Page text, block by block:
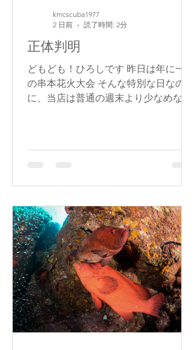
正体判明
どもども！ひろしです 昨日は年に一回
の串本花火大会 そんな特別な日なの
に、当店は普通の週末より少なめな客
ます（SNSではすでに公開済みです
にて発見＆撮影しました 図鑑に載って
ないので、専門家に確認したところ、
ハゼの正体が判明 名前は「シジミハ
ゼ」 専門家の方から教えていただいた
このハゼの詳細を列挙します ・南方種
のクモハゼで稀種 ・国内で安定的に生
息が確認できているのは西表島のトゥ
ドゥマリ浜のみ ・生息地環境の悪化や
生息地が限定的であることから，環境
kmcscuba1977
2 日前
読了時間: 2分